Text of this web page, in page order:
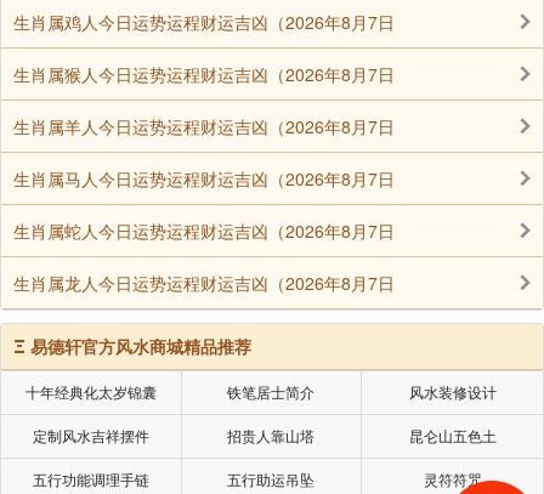
里去了，后来就在步街顶了一间店面，做五金生意谋
生。再说，徐乞儿良泗回到土地公庙住了一夜，第二天
是清明节，赶去城外东廊坟间公墓地，向人乞讨祭祖先
的红龟糕，由于路远天又下雨，回家又晚，赶到城门
时，城门早已关闭。不得已，去城外附近的地藏菩萨庙
借宿(现在民权路八十一号)恳求庙公慈悲暂借大殿佛
前，住宿一夜。
庙公认得徐乞儿，也就借宿给他。可是他睡到深更半
夜，忽然在大殿内，大声惨号鬼叫，活像有人杀他一样
的苦叫不休。庙公以为他是神经发作，骂他两次仍然不
听，被他弄的一夜没睡好，气愤不已，第二天一早起
床，想把徐乞儿赶走，见他正熟睡，把他从梦中叫起
来，骂他为什么夜间不睡乱叫?徐乞儿惊醒后，一跳竟
站起来，自己也不知道，跑近庙公前面。这一来，把庙
生肖属鸡人今日运势运程财运吉凶（2026年8月7日
生肖属猴人今日运势运程财运吉凶（2026年8月7日
生肖属羊人今日运势运程财运吉凶（2026年8月7日
生肖属马人今日运势运程财运吉凶（2026年8月7日
生肖属蛇人今日运势运程财运吉凶（2026年8月7日
生肖属龙人今日运势运程财运吉凶（2026年8月7日
Ξ 易德轩官方风水商城精品推荐
十年经典化太岁锦囊 铁笔居士简介 风水装修设计
定制风水吉祥摆件 招贵人靠山塔 昆仑山五色土
五行功能调理手链 五行助运吊坠 灵符符咒